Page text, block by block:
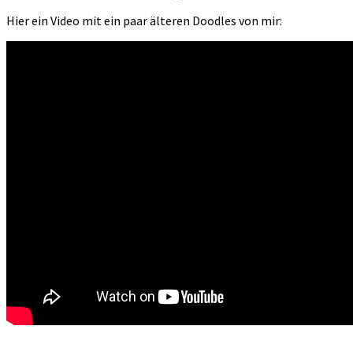
Hier ein Video mit ein paar älteren Doodles von mir: